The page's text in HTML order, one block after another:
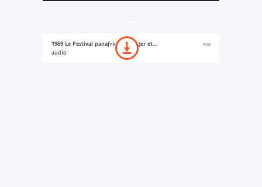
1969 Le Festival panafricain d’Alger et...
audio
min